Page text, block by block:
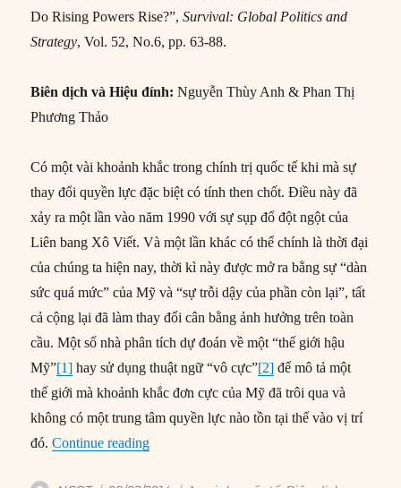
Do Rising Powers Rise?”,Survival: Global Politics and
Strategy, Vol. 52, No.6, pp. 63-88.
Biên dịch và Hiệu đính: Nguyễn Thùy Anh & Phan Thị
Phương Thảo
Có một vài khoảnh khắc trong chính trị quốc tế khi mà sự
thay đổi quyền lực đặc biệt có tính then chốt. Điều này đã
xảy ra một lần vào năm 1990 với sự sụp đổ đột ngột của
Liên bang Xô Viết. Và một lần khác có thể chính là thời đại
của chúng ta hiện nay, thời kì này được mở ra bằng sự “dàn
sức quá mức” của Mỹ và “sự trỗi dậy của phần còn lại”, tất
cả cộng lại đã làm thay đổi cân bằng ảnh hưởng trên toàn
cầu. Một số nhà phân tích dự đoán về một “thế giới hậu
Mỹ”[1] hay sử dụng thuật ngữ “vô cực”[2] để mô tả một
thế giới mà khoảnh khắc đơn cực của Mỹ đã trôi qua và
không có một trung tâm quyền lực nào tồn tại thế vào vị trí
đó.Continue reading“#118 – Các cường quốc mới nổi trỗi dậy